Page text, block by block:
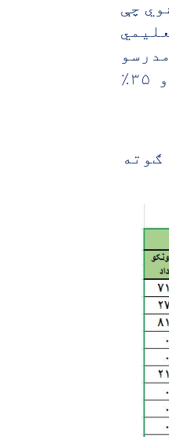
چې
کې د زده کړو او روزنې زميني برابري کړي چې ۶۵٪ نارينه او ۳۵٪
ګوته